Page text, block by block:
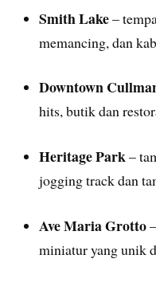
Smith Lake–
memancing, dan
Downtown
hits, butik dan
Heritage Park–
jogging track dan
Ave Maria Grotto
miniatur yang unik